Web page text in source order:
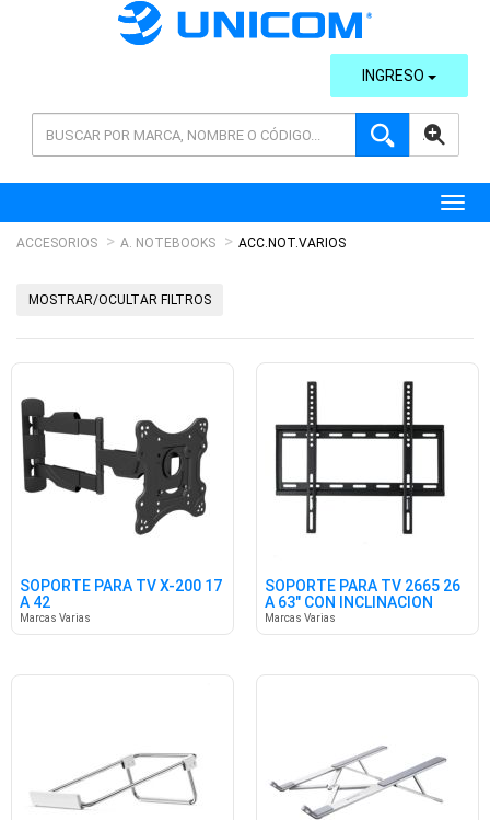
AVANZADA
INGRESO
ACCESORIOS A. NOTEBOOKS ACC.NOT.VARIOS
MOSTRAR/OCULTAR FILTROS
SOPORTE PARA TV X-200 17
A 42
Marcas Varias
SOPORTE PARA TV 2665 26
A 63" CON INCLINACION
Marcas Varias